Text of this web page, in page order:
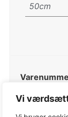
Vi
50cm